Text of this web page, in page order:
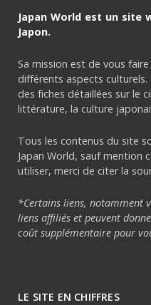
Japan World est un site
Japon.
Sa mission est de vous
différents aspects
des fiches détaillées sur le
littérature, la culture
Tous les contenus du site
Japan World, sauf mention
utiliser, merci de citer la
*Certains liens, notamment
liens affiliés et peuvent
coût supplémentaire pour
LE SITE EN CHIFFRES